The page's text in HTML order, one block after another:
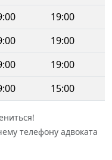
19:00
19:00
19:00
15:00
телефону адвоката